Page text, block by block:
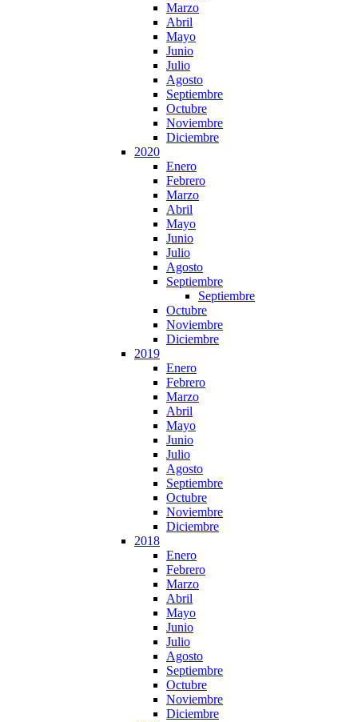
Marzo
Abril
Mayo
Junio
Julio
Agosto
Septiembre
Octubre
Noviembre
Diciembre
2020
Enero
Febrero
Marzo
Abril
Mayo
Junio
Julio
Agosto
Septiembre
Septiembre
Octubre
Noviembre
Diciembre
2019
Enero
Febrero
Marzo
Abril
Mayo
Junio
Julio
Agosto
Septiembre
Octubre
Noviembre
Diciembre
2018
Enero
Febrero
Marzo
Abril
Mayo
Junio
Julio
Agosto
Septiembre
Octubre
Noviembre
Diciembre